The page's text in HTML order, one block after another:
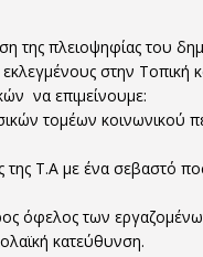
της πλειοψηφίας του
στην Τοπική
να επιμείνουμε:
τομέων κοινωνικού
της Τ.Α με ένα
όφελος των
κατεύθυνση.